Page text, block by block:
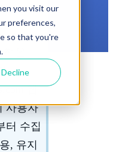
you visit our
preferences,
so that you're
Decline
항
은
웹
사용자
터 수집
, 유지